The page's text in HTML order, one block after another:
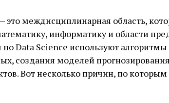
это междисциплинарная область,
информатику и области
Data Science используют
создания моделей
Вот несколько причин, по которым